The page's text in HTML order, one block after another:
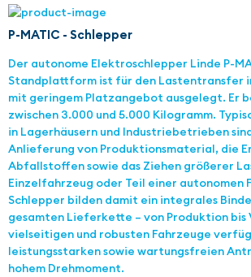
P-MATIC - Schlepper
Der autonome Elektroschlepper Linde P-
Standplattform ist für den Lastentransfer
mit geringem Platzangebot ausgelegt. Er
zwischen 3.000 und 5.000 Kilogramm.
in Lagerhäusern und Industriebetrieben
Anlieferung von Produktionsmaterial, die
Abfallstoffen sowie das Ziehen größerer
Einzelfahrzeug oder Teil einer autonomen
Schlepper bilden damit ein integrales
gesamten Lieferkette – von Produktion bis
vielseitigen und robusten Fahrzeuge
leistungsstarken sowie wartungsfreien
hohem Drehmoment.